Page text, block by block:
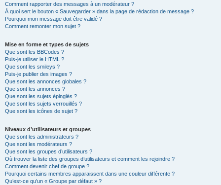
Comment rapporter des messages à un modérateur ?
À quoi sert le bouton « Sauvegarder » dans la page de rédaction de message ?
Pourquoi mon message doit être validé ?
Comment remonter mon sujet ?
Mise en forme et types de sujets
Que sont les BBCodes ?
Puis-je utiliser le HTML ?
Que sont les smileys ?
Puis-je publier des images ?
Que sont les annonces globales ?
Que sont les annonces ?
Que sont les sujets épinglés ?
Que sont les sujets verrouillés ?
Que sont les icônes de sujet ?
Niveaux d’utilisateurs et groupes
Que sont les administrateurs ?
Que sont les modérateurs ?
Que sont les groupes d’utilisateurs ?
Où trouver la liste des groupes d’utilisateurs et comment les rejoindre ?
Comment devenir chef de groupe ?
Pourquoi certains membres apparaissent dans une couleur différente ?
Qu’est-ce qu’un « Groupe par défaut » ?